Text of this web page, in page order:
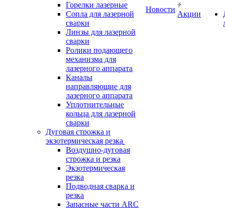
Горелки лазерные
Сопла для лазерной
сварки
Линзы для лазерной
сварки
Ролики подающего
механизма для
лазерного аппарата
Каналы
направляющие для
лазерного аппарата
Уплотнительные
кольца для лазерной
сварки
Дуговая строжка и
экзотермическая резка
Воздушно-дуговая
строжка и резка
Экзотермическая
резка
Подводная сварка и
резка
Запасные части ARC
Новости
Акции